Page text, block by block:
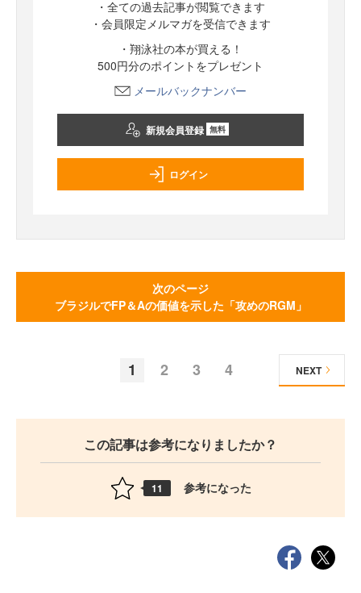
・全ての過去記事が閲覧できます
・会員限定メルマガを受信できます
・翔泳社の本が買える！
500円分のポイントをプレゼント
メールバックナンバー
新規会員登録 無料
ログイン
次のページ
ブラジルでFP＆Aの価値を示した「攻めのRGM」
1 2 3 4 NEXT
この記事は参考になりましたか？
11 参考になった